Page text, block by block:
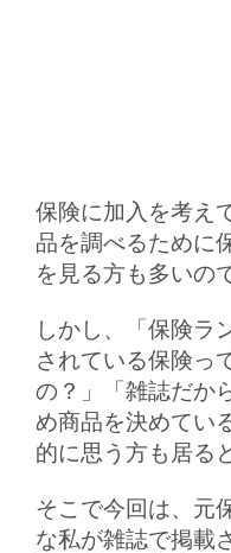
保険に加入を考え
品を調べるために
を見る方も多いの
しかし、「保険ラ
されている保険っ
の？」「雑誌だか
め商品を決めてい
的に思う方も居る
そこで今回は、元
な私が雑誌で掲載